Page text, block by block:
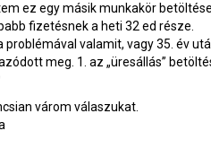
ez egy másik munkakör
fizetésnek a heti 32 ed része.
valamit, vagy 35. év
meg. 1. az „üresállás”
várom válaszukat.